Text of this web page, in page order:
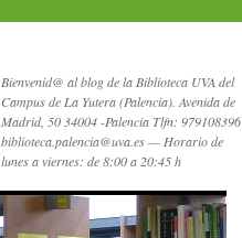
Bienvenid@ al blog de la Biblioteca UVA del
Campus de La Yutera (Palencia). Avenida de
Madrid, 50 34004 -Palencia Tlfn: 979108396
biblioteca.palencia@uva.es — Horario de
lunes a viernes: de 8:00 a 20:45 h